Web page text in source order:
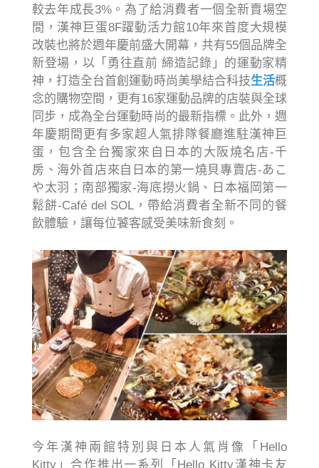
較去年成長3%。為了給消費者一個全新賣場空
間，漢神巨蛋8F躍動活力館10年來首度大規模
改裝也將於週年慶前盛大開幕，共有55個品牌全
新登場，以「勇往直前 締造記錄」的運動家精
神，打造全台首創運動時尚美學結合科技生活概
念的購物空間，更有16家運動品牌的店裝與全球
同步，成為全台運動時尚的最新指標。此外，週
年慶期間更有多家超人氣排隊餐廳進駐漢神巨
蛋，包含全台獨家來自日本的大阪燒名店-千
房、海外首店來自日本的第一燒貝專賣店-あこ
や太羽；南部獨家-海底撈火鍋、日本福岡第一
鬆餅-Café del SOL，帶給消費者全新不同的餐
飲體驗，讓每位饕客感受美味新食刻。
今年漢神兩館特別與日本人氣肖像「Hello
Kitty」合作推出一系列「Hello Kitty漢神卡友